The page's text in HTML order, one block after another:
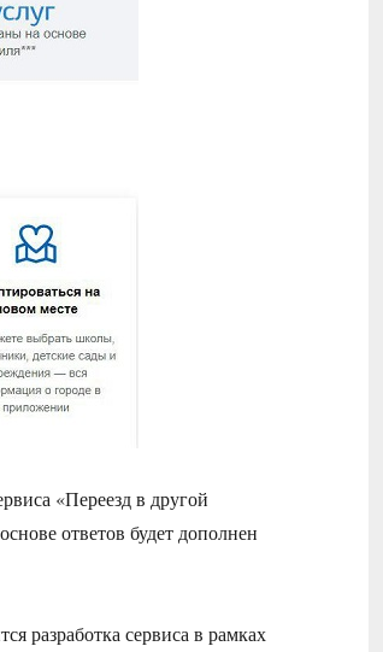
«Переезд в другой
ответов будет дополнен
разработка сервиса в рамках